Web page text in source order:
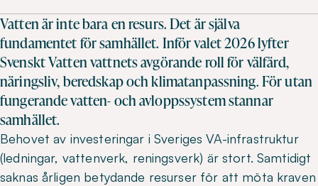
Vatten är inte bara en resurs. Det är själva
fundamentet för samhället. Inför valet 2026 lyfter
Svenskt Vatten vattnets avgörande roll för välfärd,
näringsliv, beredskap och klimatanpassning. För utan
fungerande vatten- och avloppssystem stannar
samhället.
Behovet av investeringar i Sveriges VA-infrastruktur
(ledningar, vattenverk, reningsverk) är stort. Samtidigt
saknas årligen betydande resurser för att möta kraven